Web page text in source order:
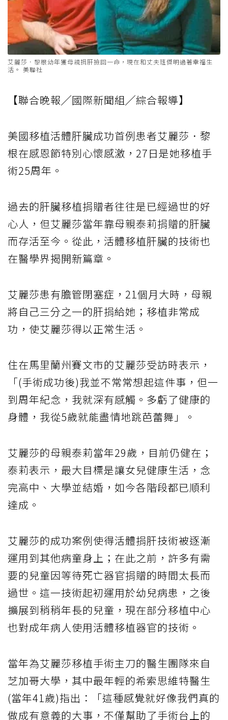
艾麗莎．黎根幼年獲母親捐肝撿回一命，現在和丈夫班傑明過著幸福生
活。 美聯社
【聯合晚報╱國際新聞組╱綜合報導】
美國移植活體肝臟成功首例患者艾麗莎．黎
根在感恩節特別心懷感激，27日是她移植手
術25周年。
過去的肝臟移植捐贈者往往是已經過世的好
心人，但艾麗莎當年靠母親泰莉捐贈的肝臟
而存活至今。從此，活體移植肝臟的技術也
在醫學界揭開新篇章。
艾麗莎患有膽管閉塞症，21個月大時，母親
將自己三分之一的肝捐給她；移植非常成
功，使艾麗莎得以正常生活。
住在馬里蘭州賽文市的艾麗莎受訪時表示，
「(手術成功後)我並不常常想起這件事，但一
到周年紀念，我就深有感觸。多虧了健康的
身體，我從5歲就能盡情地跳芭蕾舞」。
艾麗莎的母親泰莉當年29歲，目前仍健在；
泰莉表示，最大目標是讓女兒健康生活，念
完高中、大學並結婚，如今各階段都已順利
達成。
艾麗莎的成功案例使得活體捐肝技術被逐漸
運用到其他病童身上；在此之前，許多有需
要的兒童因等待死亡器官捐贈的時間太長而
過世。這一技術起初運用於幼兒病患，之後
擴展到稍稍年長的兒童，現在部分移植中心
也對成年病人使用活體移植器官的技術。
當年為艾麗莎移植手術主刀的醫生團隊來自
芝加哥大學，其中最年輕的希索思維特醫生
(當年41歲)指出：「這種感覺就好像我們真的
做成有意義的大事，不僅幫助了手術台上的